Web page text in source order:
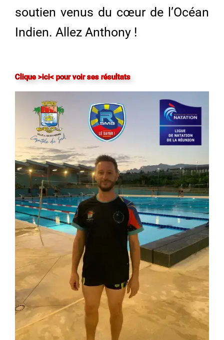
soutien venus du cœur de l’Océan
Indien. Allez Anthony !
Clique >ici< pour voir ses résultats